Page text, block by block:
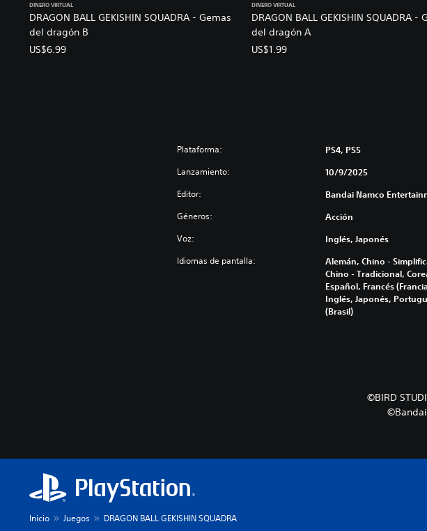
DRAGON BALL GEKISHIN SQUADRA - Gemas
del dragón B
DINERO VIRTUAL
US$6.99
DRAGON BALL GEKISHIN SQUADRA -
del dragón A
DINERO VIRTUAL
US$1.99
Plataforma: PS4, PS5
Lanzamiento: 10/9/2025
Editor: Bandai Namco
Géneros: Acción
Voz: Inglés, Japonés
Idiomas de pantalla:
Alemán, Chino -
Chino - Tradicional,
Español, Francés
Inglés, Japonés,
(Brasil)
©BIRD
Inicio Juegos DRAGON BALL GEKISHIN SQUADRA